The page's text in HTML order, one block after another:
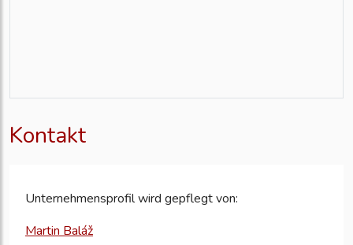
Kontakt
Unternehmensprofil wird gepflegt von:
Martin Baláž